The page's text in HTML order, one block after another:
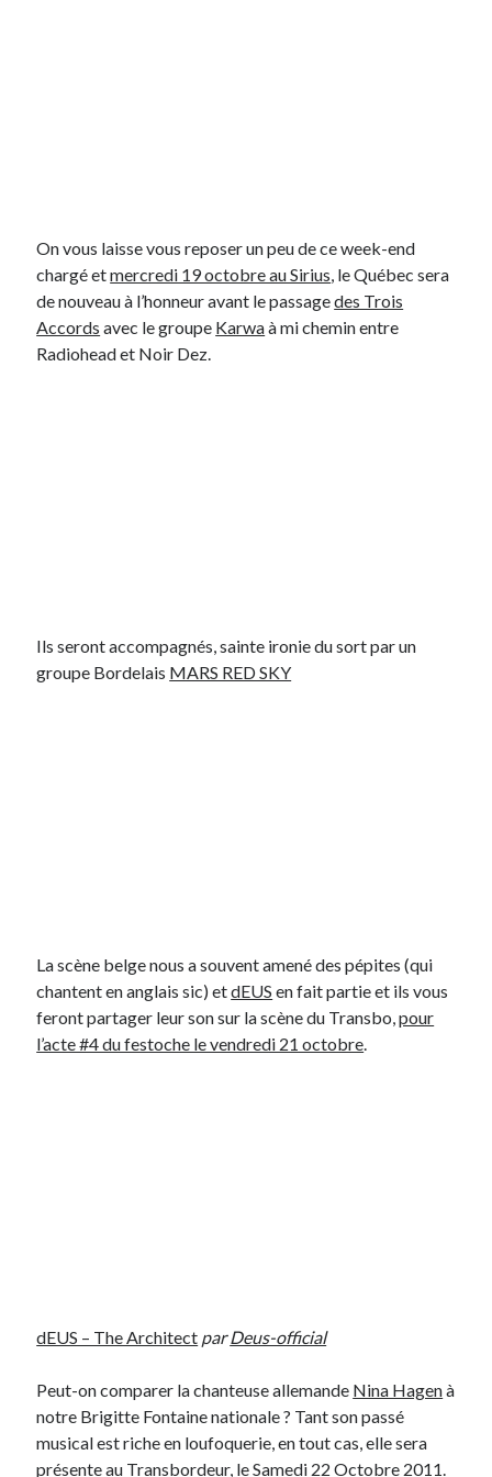
On vous laisse vous reposer un peu de ce week-end
chargé etmercredi 19 octobre au Sirius, le Québec sera
de nouveau à l’honneur avant le passagedes Trois
Accords avec le groupe Karwaà mi chemin entre
Radiohead et Noir Dez.
Ils seront accompagnés, sainte ironie du sort par un
groupe Bordelais MARS RED SKY
La scène belge nous a souvent amené des pépites (qui
chantent en anglais sic) etdEUS en fait partie et ils vous
feront partager leur son sur la scène du Transbo,pour
l’acte #4 du festoche le vendredi 21 octobre.
dEUS – The Architect parDeus-official
Peut-on comparer la chanteuse allemande Nina Hagenà
notre Brigitte Fontaine nationale ? Tant son passé
musical est riche en loufoquerie, en tout cas, elle sera
présente au Transbordeur, le Samedi 22 Octobre 2011.